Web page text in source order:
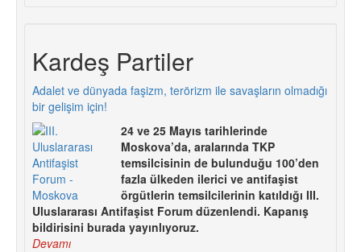
Kardeş Partiler
Adalet ve dünyada faşizm, terörizm ile savaşların olmadığı
bir gelişim için!
24 ve 25 Mayıs tarihlerinde
Moskova’da, aralarında TKP
temsilcisinin de bulunduğu 100’den
fazla ülkeden ilerici ve antifaşist
örgütlerin temsilcilerinin katıldığı III.
Uluslararası Antifaşist Forum düzenlendi. Kapanış
bildirisini burada yayınlıyoruz.
Devamı